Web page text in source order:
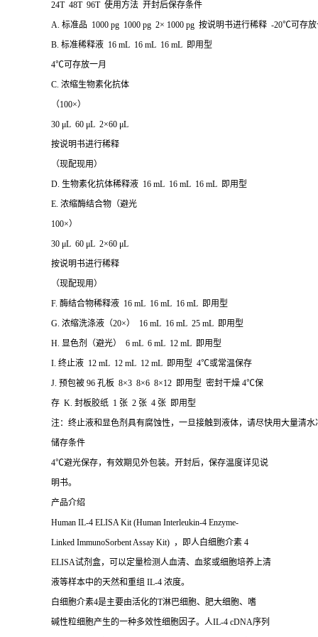
24T 48T 96T 使用方法 开封后保存条件
A. 标准品 1000 pg 1000 pg 2× 1000 pg 按说明书进行稀释 -20℃可存
B. 标准稀释液 16 mL 16 mL 16 mL 即用型
4℃可存放一月
C. 浓缩生物素化抗体
（100×）
30 μL 60 μL 2×60 μL
按说明书进行稀释
（现配现用）
D. 生物素化抗体稀释液 16 mL 16 mL 16 mL 即用型
E. 浓缩酶结合物（避光
100×）
30 μL 60 μL 2×60 μL
按说明书进行稀释
（现配现用）
F. 酶结合物稀释液 16 mL 16 mL 16 mL 即用型
G. 浓缩洗涤液（20×） 16 mL 16 mL 25 mL 即用型
H. 显色剂（避光） 6 mL 6 mL 12 mL 即用型
I. 终止液 12 mL 12 mL 12 mL 即用型 4℃或常温保存
J. 预包被 96 孔板 8×3 8×6 8×12 即用型 密封干燥 4℃保
存 K. 封板胶纸 1 张 2 张 4 张 即用型
注：终止液和显色剂具有腐蚀性，一旦接触到液体，请尽快用大量清水
储存条件
4℃避光保存，有效期见外包装。开封后，保存温度详见说
明书。
产品介绍
Human IL-4 ELISA Kit (Human Interleukin-4 Enzyme-
Linked ImmunoSorbent Assay Kit) ，即人白细胞介素 4
ELISA试剂盒，可以定量检测人血清、血浆或细胞培养上清
液等样本中的天然和重组 IL-4 浓度。
白细胞介素4是主要由活化的T淋巴细胞、肥大细胞、嗜
碱性粒细胞产生的一种多效性细胞因子。人IL-4 cDNA序列